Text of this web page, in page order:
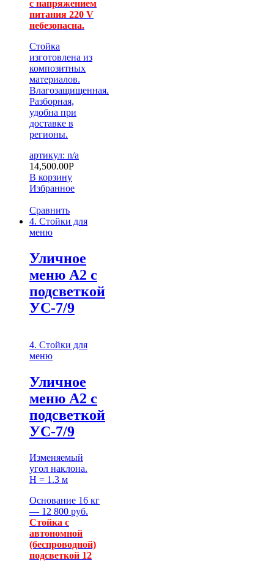
с напряжением
питания 220 V
небезопасна.
Стойка
изготовлена из
композитных
материалов.
Влагозащищенная.
Разборная,
удобна при
доставке в
регионы.
артикул: n/a
14,500.00Р
В корзину
Избранное
Сравнить
4. Стойки для
меню
Уличное
меню А2 с
подсветкой
УС-7/9
4. Стойки для
меню
Уличное
меню А2 с
подсветкой
УС-7/9
Изменяемый
угол наклона.
H = 1.3 м
Основание 16 кг
— 12 800 руб.
Стойка с
автономной
(беспроводной)
подсветкой 12